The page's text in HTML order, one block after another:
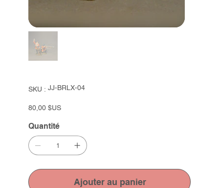
SKU :
SKU
JJ-
JJ-BRLX-04
Prix
80,00 $US
Quantité
Ajouter au panier